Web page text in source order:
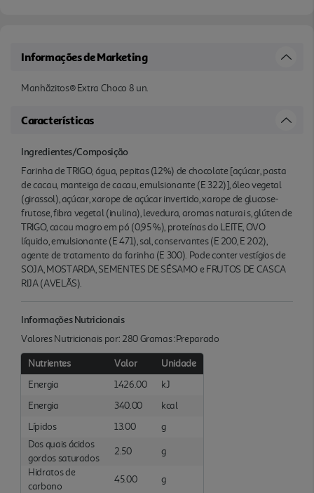
Informações de Marketing
Manhãzitos® Extra Choco 8 un.
Características
Ingredientes/Composição
Farinha de TRIGO, água, pepitas (12%) de chocolate [açúcar, pasta
de cacau, manteiga de cacau, emulsionante (E 322)], óleo vegetal
(girassol), açúcar, xarope de açúcar invertido, xarope de glucose-
frutose, fibra vegetal (inulina), levedura, aromas naturai s, glúten de
TRIGO, cacau magro em pó (0,95 %), proteínas do LEITE, OVO
líquido, emulsionante (E 471), sal, conservantes (E 200, E 202),
agente de tratamento da farinha (E 300). Pode conter vestígios de
SOJA, MOSTARDA, SEMENTES DE SÉSAMO e FRUTOS DE CASCA
RIJA (AVELÃS).
Informações Nutricionais
Valores Nutricionais por: 280 Gramas :Preparado
Nutrientes Valor
Unidade
Energia
1426.00
kJ
Energia
340.00
kcal
Lípidos
13.00
g
Dos quais ácidos
gordos saturados
2.50
g
Hidratos de
carbono
45.00
g